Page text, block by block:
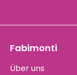
Fabimonti
Über uns